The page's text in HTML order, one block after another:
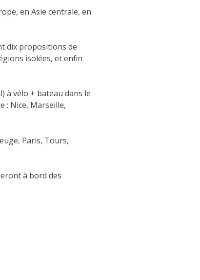
en Asie centrale, en
dix propositions de
isolées, et enfin
à vélo + bateau dans le
: Nice, Marseille,
Paris, Tours,
à bord des